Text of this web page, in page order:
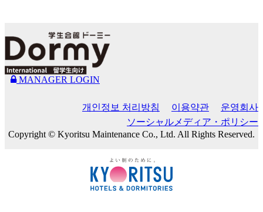
MANAGER LOGIN
개인정보 처리방침 이용약관
운영회사
ソーシャルメディア・ポリシー
Copyright © Kyoritsu Maintenance Co., Ltd. All Rights Reserved.